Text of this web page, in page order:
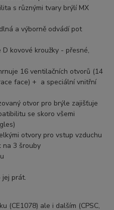
s různými tvary brýlí MX
a výborně odvádí pot
kovové kroužky - přesné,
16 ventilačních otvorů (14
face) + a speciální vnitřní
otvor pro brýle zajišťuje
se skoro všemi
otvory pro vstup vzduchu
na 3 šrouby
jej prát.
(CE1078) ale i dalším (CPSC,